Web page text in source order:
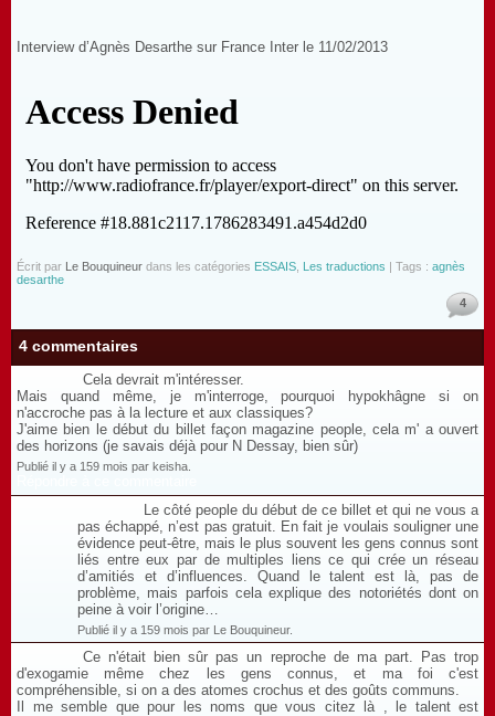
Interview d’Agnès Desarthe sur France Inter le 11/02/2013
Écrit par Le Bouquineur dans les catégories ESSAIS Les traductions | Tags : agnès
desarthe
4
4 commentaires
Cela devrait m'intéresser.
Mais quand même, je m'interroge, pourquoi hypokhâgne si on
n'accroche pas à la lecture et aux classiques?
J'aime bien le début du billet façon magazine people, cela m' a ouvert
des horizons (je savais déjà pour N Dessay, bien sûr)
Publié il y a 159 mois par keisha.
Le côté people du début de ce billet et qui ne vous a
pas échappé, n’est pas gratuit. En fait je voulais souligner une
évidence peut-être, mais le plus souvent les gens connus sont
liés entre eux par de multiples liens ce qui crée un réseau
d’amitiés et d’influences. Quand le talent est là, pas de
problème, mais parfois cela explique des notoriétés dont on
peine à voir l’origine…
Publié il y a 159 mois par Le Bouquineur.
Ce n'était bien sûr pas un reproche de ma part. Pas trop
d'exogamie même chez les gens connus, et ma foi c'est
compréhensible, si on a des atomes crochus et des goûts communs.
Il me semble que pour les noms que vous citez là , le talent est